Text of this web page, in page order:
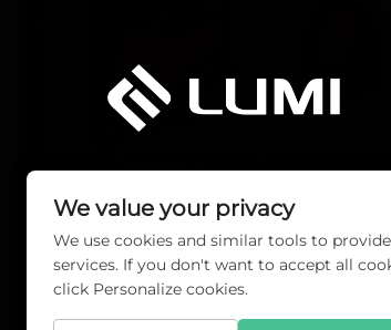
We value your privacy
We use cookies and similar tools to
services. If you don't want to accept all
click Personalize cookies.